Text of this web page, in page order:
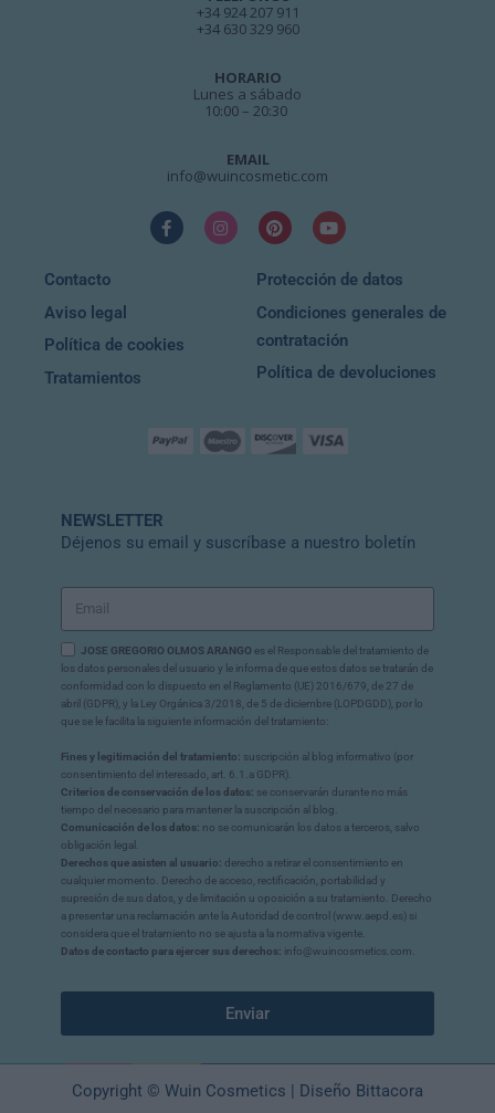
+34 924 207 911
+34 630 329 960
HORARIO
Lunes a sábado
10:00 – 20:30
EMAIL
info@wuincosmetic.com
Contacto
Aviso legal
Política de cookies
Tratamientos
Protección de datos
Condiciones generales de
contratación
Política de devoluciones
NEWSLETTER
Déjenos su email y suscríbase a nuestro boletín
JOSE GREGORIO OLMOS ARANGO es el Responsable del tratamiento de
los datos personales del usuario y le informa de que estos datos se tratarán de
conformidad con lo dispuesto en el Reglamento (UE) 2016/679, de 27 de
abril (GDPR), y la Ley Orgánica 3/2018, de 5 de diciembre (LOPDGDD), por lo
que se le facilita la siguiente información del tratamiento:
Fines y legitimación del tratamiento: suscripción al blog informativo (por
consentimiento del interesado, art. 6.1.a GDPR).
Criterios de conservación de los datos: se conservarán durante no más
tiempo del necesario para mantener la suscripción al blog.
Comunicación de los datos: no se comunicarán los datos a terceros, salvo
obligación legal.
Derechos que asisten al usuario: derecho a retirar el consentimiento en
cualquier momento. Derecho de acceso, rectificación, portabilidad y
supresión de sus datos, y de limitación u oposición a su tratamiento. Derecho
a presentar una reclamación ante la Autoridad de control (www.aepd.es) si
considera que el tratamiento no se ajusta a la normativa vigente.
Datos de contacto para ejercer sus derechos: info@wuincosmetics.com.
Enviar
Copyright © Wuin Cosmetics | Diseño Bittacora